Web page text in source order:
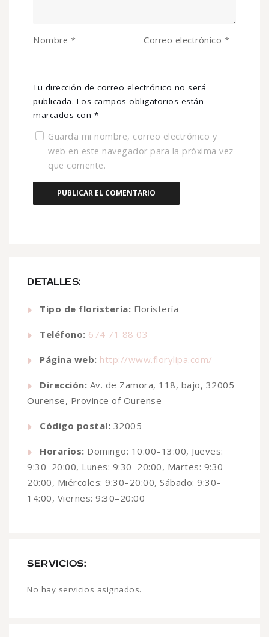
DETALLES:
Tipo de floristería: Floristería
Teléfono: 674 71 88 03
Página web: http://www.florylipa.com/
Dirección: Av. de Zamora, 118, bajo, 32005
Ourense, Province of Ourense
Código postal: 32005
Horarios: Domingo: 10:00–13:00, Jueves:
9:30–20:00, Lunes: 9:30–20:00, Martes: 9:30–
20:00, Miércoles: 9:30–20:00, Sábado: 9:30–
14:00, Viernes: 9:30–20:00
SERVICIOS:
No hay servicios asignados.
Tu dirección de correo electrónico no será
publicada. Los campos obligatorios están
marcados con *
Nombre * Correo electrónico *
Guarda mi nombre, correo electrónico y
web en este navegador para la próxima vez
que comente.